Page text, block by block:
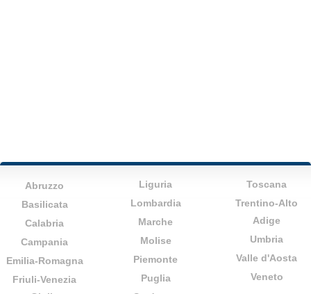
Abruzzo
Basilicata
Calabria
Campania
Emilia-Romagna
Friuli-Venezia
Liguria
Lombardia
Marche
Molise
Piemonte
Puglia
Toscana
Trentino-Alto
Adige
Umbria
Valle d'Aosta
Veneto